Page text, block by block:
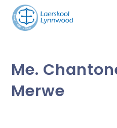
content
Me.
Merwe